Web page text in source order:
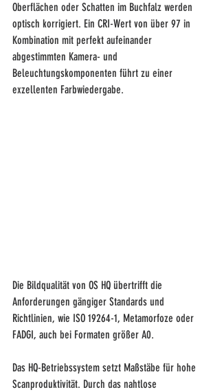
Oberflächen oder Schatten im Buchfalz werden
optisch korrigiert. Ein CRI-Wert von über 97 in
Kombination mit perfekt aufeinander
abgestimmten Kamera- und
Beleuchtungskomponenten führt zu einer
exzellenten Farbwiedergabe.
Die Bildqualität von OS HQ übertrifft die
Anforderungen gängiger Standards und
Richtlinien, wie ISO 19264-1, Metamorfoze oder
FADGI, auch bei Formaten größer A0.
Das HQ-Betriebssystem setzt Maßstäbe für hohe
Scanproduktivität. Durch das nahtlose